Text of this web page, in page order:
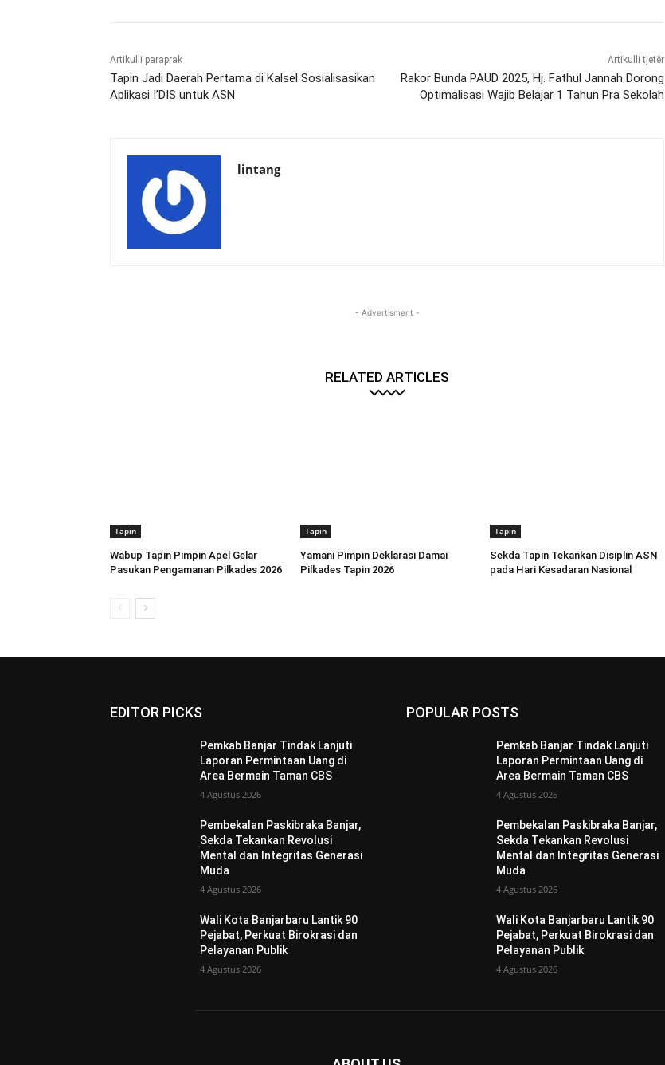
Artikulli paraprak
Tapin Jadi Daerah Pertama di Kalsel Sosialisasikan
Aplikasi I’DIS untuk ASN
Artikulli tjetër
Rakor Bunda PAUD 2025, Hj. Fathul Jannah Dorong
Optimalisasi Wajib Belajar 1 Tahun Pra Sekolah
lintang
- Advertisment -
RELATED ARTICLES
Tapin
Wabup Tapin Pimpin Apel Gelar
Pasukan Pengamanan Pilkades 2026
Tapin
Yamani Pimpin Deklarasi Damai
Pilkades Tapin 2026
Tapin
Sekda Tapin Tekankan Disiplin ASN
pada Hari Kesadaran Nasional
EDITOR PICKS
Pemkab Banjar Tindak Lanjuti
Laporan Permintaan Uang di
Area Bermain Taman CBS
4 Agustus 2026
Pembekalan Paskibraka Banjar,
Sekda Tekankan Revolusi
Mental dan Integritas Generasi
Muda
4 Agustus 2026
Wali Kota Banjarbaru Lantik 90
Pejabat, Perkuat Birokrasi dan
Pelayanan Publik
4 Agustus 2026
POPULAR POSTS
Pemkab Banjar Tindak Lanjuti
Laporan Permintaan Uang di
Area Bermain Taman CBS
4 Agustus 2026
Pembekalan Paskibraka Banjar,
Sekda Tekankan Revolusi
Mental dan Integritas Generasi
Muda
4 Agustus 2026
Wali Kota Banjarbaru Lantik 90
Pejabat, Perkuat Birokrasi dan
Pelayanan Publik
4 Agustus 2026